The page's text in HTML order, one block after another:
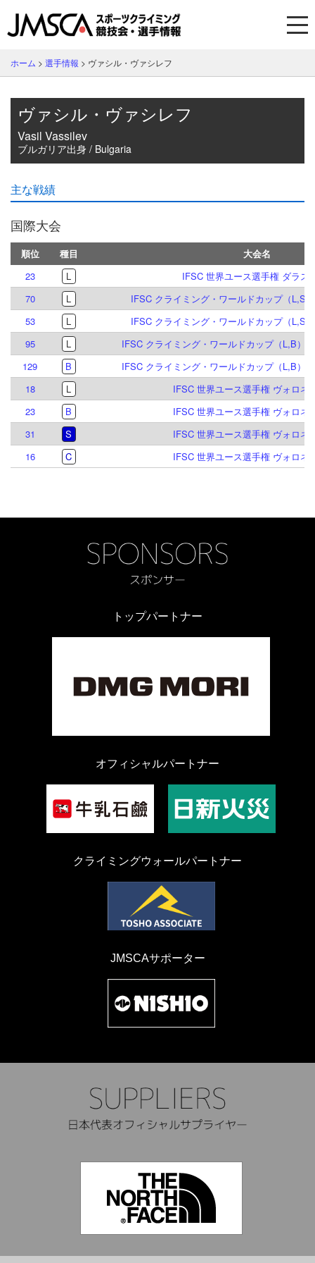
ホーム > 選手情報 > ヴァシル・ヴァシレフ
ヴァシル・ヴァシレフ
Vasil Vassilev
ブルガリア出身 / Bulgaria
主な戦績
国際大会
順位 種目
大会名
23
L
IFSC 世界ユース選手権 ダラス
70
L
IFSC クライミング・ワールドカップ（L,S
53
L
IFSC クライミング・ワールドカップ（L,S
95
L
IFSC クライミング・ワールドカップ（L,B）
129
B
IFSC クライミング・ワールドカップ（L,B）
18
L
IFSC 世界ユース選手権 ヴォロネ
23
B
IFSC 世界ユース選手権 ヴォロネ
31
S
IFSC 世界ユース選手権 ヴォロネ
16
C IFSC 世界ユース選手権 ヴォロネ
トップパートナー
オフィシャルパートナー
クライミングウォールパートナー
JMSCAサポーター